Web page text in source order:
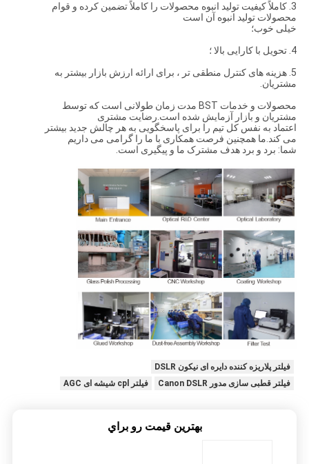
3. كاملاً كیفیت تولید انبوه محصولات را كاملاً تضمین كرده و قوام
محصولات تولید انبوه آن است
خیلی خوب؛
4. تحویل با کارایی بالا ؛
5. هزینه های کنترل منطقی تر ، برای ارائه ارزش بازار بیشتر به
مشتریان.
محصولات و خدمات BST مدت زمان طولانی است که توسط
مشتریان و بازار آزمایش شده است.رضایت مشتری
اعتماد به نفس کل تیم را برای پاسخگویی به هر چالش جدید بیشتر
می کند.ما همچنین فرصت همکاری با ما را گرامی می داریم
شما: برد و برد هدف مشترک ما و پیگیری است.
فیلتر پلاریزه کننده دایره ای نیکون DSLR
فیلتر قطبی سازی مدور Canon DSLR
فیلتر cpl شیشه ای AGC
بهترين قيمت رو براي